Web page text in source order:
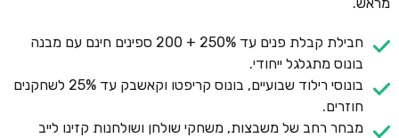
חבילת קבלת פנים עד 250% + 200 ספינים חינם עם מבנה
בונוס מתגלגל ייחודי.
בונוסי רילוד שבועיים, בונוס קריפטו וקאשבק עד 25% לשחקנים
חוזרים.
מבחר רחב של משבצות, משחקי שולחן ושולחנות קזינו לייב